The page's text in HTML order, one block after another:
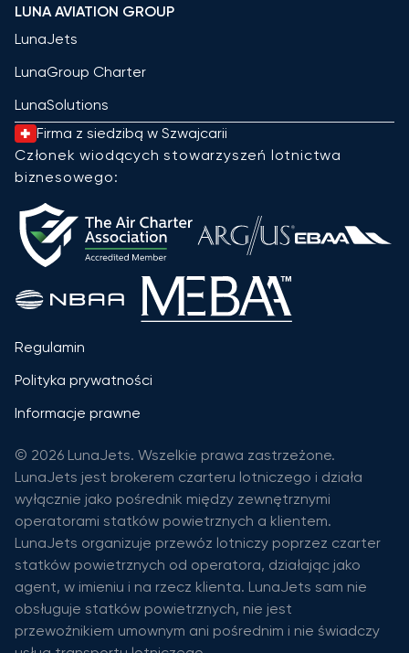
LUNA AVIATION GROUP
LunaJets
LunaGroup Charter
LunaSolutions
Firma z siedzibą w Szwajcarii
Członek wiodących stowarzyszeń lotnictwa
biznesowego:
Regulamin
Polityka prywatności
Informacje prawne
© 2026 LunaJets. Wszelkie prawa zastrzeżone.
LunaJets jest brokerem czarteru lotniczego i działa
wyłącznie jako pośrednik między zewnętrznymi
operatorami statków powietrznych a klientem.
LunaJets organizuje przewóz lotniczy poprzez czarter
statków powietrznych od operatora, działając jako
agent, w imieniu i na rzecz klienta. LunaJets sam nie
obsługuje statków powietrznych, nie jest
przewoźnikiem umownym ani pośrednim i nie świadczy